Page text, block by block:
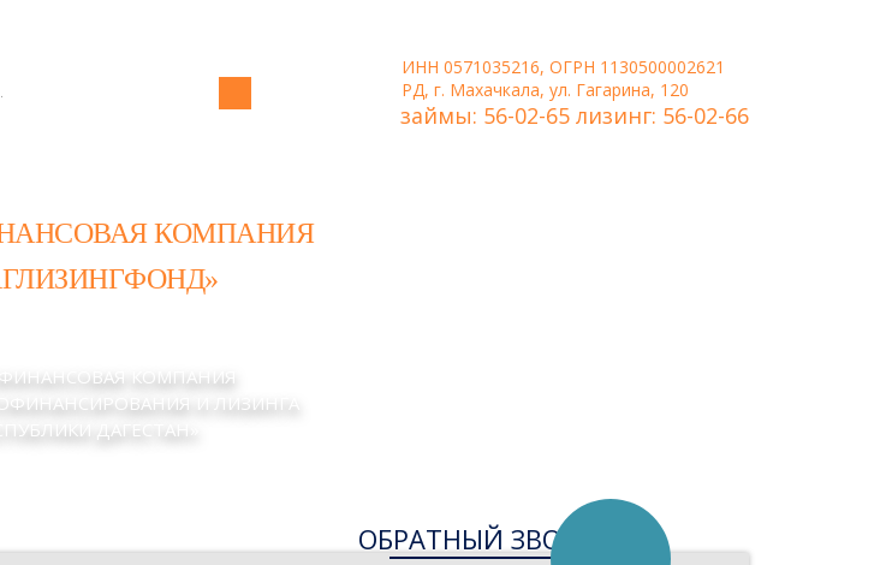
ИНН 0571035216, ОГРН 1130500002621
РД, г. Махачкала, ул. Гагарина, 120
займы: 56-02-65 лизинг: 56-02-66
КОМПАНИЯ
КОМПАНИЯ
И ЛИЗИНГА
ДАГЕСТАН»
ОБРАТНЫЙ ЗВОНОК